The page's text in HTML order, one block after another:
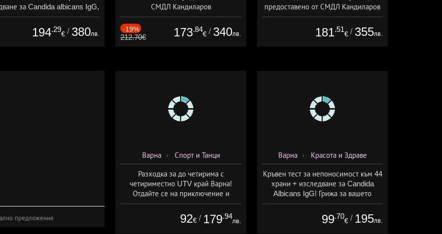
за Candida albicans IgG,
от СМДЛ Кандиларов
194.29
€ / 380лв.
СМДЛ Кандиларов
-19%
212.70€ 173.84
€ / 340лв.
предоставено от СМДЛ Кандиларов
181.51
€ / 355лв.
предложение
Варна Спорт и Танци
Разходка за до четирима с
четириместно UTV край Варна!
Отдайте се на приключение и
адреналин с ATV Tour
92€ / 179.94
лв.
Варна Красота и Здраве
Кръвен тест за непоносимост към 44
храни + изследване за Candida
Albicans IgG! Грижа за вашето
здраве от СМДЛ Кандиларов
99.70
€ / 195лв.